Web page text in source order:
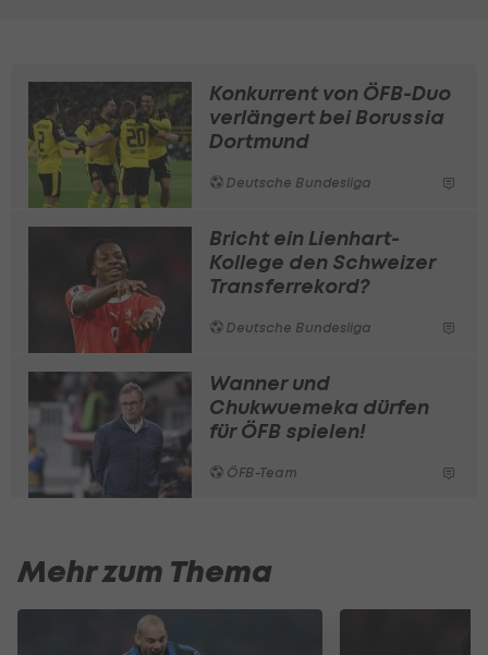
Konkurrent von ÖFB-Duo
verlängert bei Borussia
Dortmund
Deutsche Bundesliga
Bricht ein Lienhart-
Kollege den Schweizer
Transferrekord?
Deutsche Bundesliga
Wanner und
Chukwuemeka dürfen
für ÖFB spielen!
ÖFB-Team
Mehr zum Thema